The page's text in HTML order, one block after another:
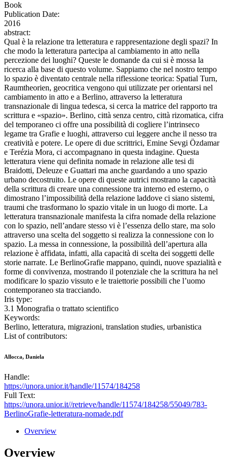
Book
Publication Date:
2016
abstract:
Qual è la relazione tra letteratura e rappresentazione degli spazi? In
che modo la letteratura partecipa al cambiamento in atto nella
percezione dei luoghi? Queste le domande da cui si è mossa la
ricerca alla base di questo volume. Sappiamo che nel nostro tempo
lo spazio è diventato centrale nella riflessione teorica: Spatial Turn,
Raumtheorien, geocritica vengono qui utilizzate per orientarsi nel
cambiamento in atto e a Berlino, attraverso la letteratura
transnazionale di lingua tedesca, si cerca la matrice del rapporto tra
scrittura e «spazio». Berlino, città senza centro, città rizomatica, cifra
del temporaneo ci offre una possibilità di cogliere l’intrinseco
legame tra Grafie e luoghi, attraverso cui leggere anche il nesso tra
creatività e potere. Le opere di due scrittrici, Emine Sevgi Özdamar
e Terézia Mora, ci accompagnano in questa indagine. Questa
letteratura viene qui definita nomade in relazione alle tesi di
Braidotti, Deleuze e Guattari ma anche guardando a uno spazio
urbano decostruito. Le opere di queste autrici mostrano la capacità
della scrittura di creare una connessione tra interno ed esterno, o
dimostrano l’impossibilità della relazione laddove ci siano sistemi,
traumi che trasformano lo spazio vitale in un luogo di morte. La
letteratura transnazionale manifesta la cifra nomade della relazione
con lo spazio, nell’andare stesso vi è l’essenza dello stare, ma solo
attraverso una scelta del soggetto si realizza la connessione con lo
spazio. La messa in connessione, la possibilità dell’apertura alla
relazione è affidata, infatti, alla capacità di scelta dei soggetti delle
storie narrate. Le BerlinoGrafie mappano, quindi, nuove spazialità e
forme di convivenza, mostrando il potenziale che la scrittura ha nel
modificare lo spazio vissuto e le traiettorie possibili che l’uomo
contemporaneo sta tracciando.
Iris type:
3.1 Monografia o trattato scientifico
Keywords:
Berlino, letteratura, migrazioni, translation studies, urbanistica
List of contributors:
Allocca, Daniela
Handle:
https://unora.unior.it/handle/11574/184258
Full Text:
https://unora.unior.it//retrieve/handle/11574/184258/55049/783-
BerlinoGrafie-letteratura-nomade.pdf
Overview
Overview